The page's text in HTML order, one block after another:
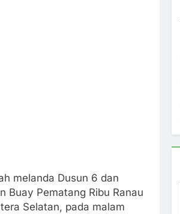
melanda Dusun 6 dan
Buay Pematang Ribu Ranau
Selatan, pada malam